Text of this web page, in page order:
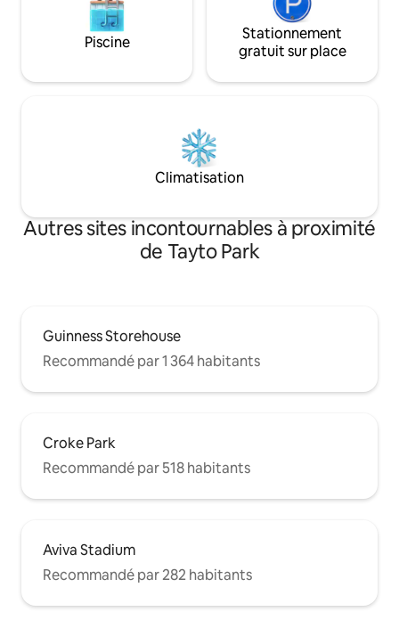
Piscine
Stationnement
gratuit sur place
Climatisation
Autres sites incontournables à proximité
de Tayto Park
Guinness Storehouse
Recommandé par 1 364 habitants
Croke Park
Recommandé par 518 habitants
Aviva Stadium
Recommandé par 282 habitants